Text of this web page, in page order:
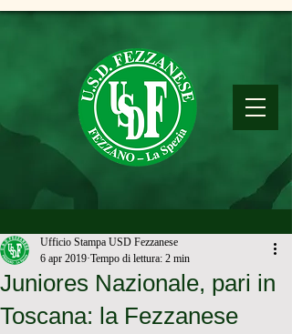
Juniores Nazionale, pari in
Toscana: la Fezzanese
Ufficio Stampa USD Fezzanese
6 apr 2019 Tempo di lettura: 2 min